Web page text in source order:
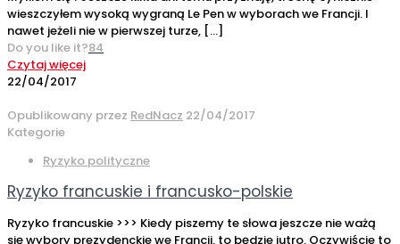
wieszczyłem wysoką wygraną Le Pen w wyborach we Francji. I
nawet jeżeli nie w pierwszej turze, […]
Do you like it?84
Czytaj więcej
22/04/2017
Opublikowany przez RedNacz 22/04/2017
Kategorie
Ryzyko polityczne
Ryzyko francuskie i francusko-polskie
Ryzyko francuskie >>> Kiedy piszemy te słowa jeszcze nie ważą
się wybory prezydenckie we Francji, to będzie jutro. Oczywiście to